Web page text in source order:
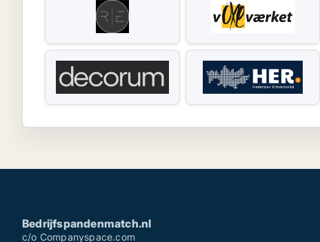
Bedrijfspandenmatch.nl
c/o Companyspace.com